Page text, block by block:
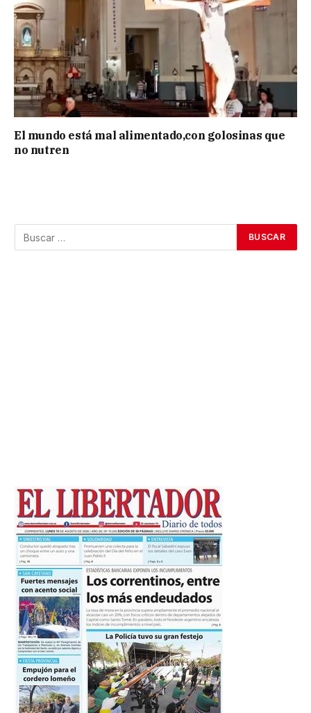
El mundo está mal alimentado,con golosinas que
no nutren